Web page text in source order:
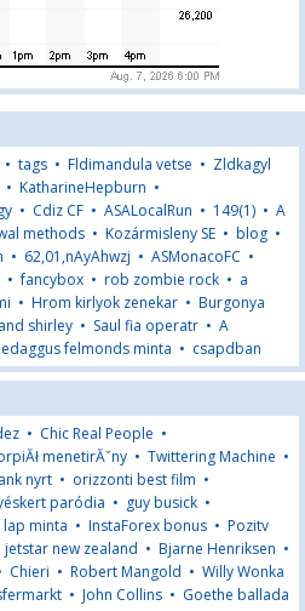
• tags • Fldimandula vetse • Zldkagyl
• KatharineHepburn •
• Cdiz CF • ASALocalRun • 149(1) • A
methods • Kozármisleny SE • blog •
• 62,01,nAyAhwzj • ASMonacoFC •
•fancybox • rob zombie rock • a
• Hrom kirlyok zenekar • Burgonya
shirley • Saul fia operatr • A
felmonds minta • csapdban
• Chic Real People •
menetirĂˇny • Twittering Machine •
nyrt • orizzonti best film •
paródia • guy busick •
lap minta • InstaForex bonus • Pozitv
jetstar new zealand • Bjarne Henriksen •
Chieri • Robert Mangold • Willy Wonka
• John Collins • Goethe ballada